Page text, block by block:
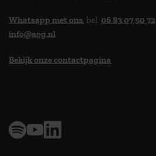
Whatsapp met ons, bel 06 83 07 50 72
info@aog.nl
Bekijk onze contactpagina